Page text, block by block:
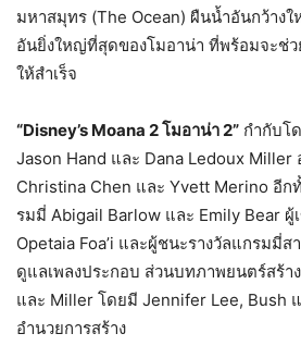
มหาสมุทร (The Ocean) ผืนน้ำอันกว้าง
อันยิ่งใหญ่ที่สุดของโมอาน่า ที่พร้อมจะช่ว
ให้สำเร็จ
“Disney’s Moana 2 โมอาน่า 2” กำกับโ
Jason Hand และ Dana Ledoux Miller
Christina Chen และ Yvett Merino อีก
รมมี่ Abigail Barlow และ Emily Bear ผู้
Opetaia Foa’i และผู้ชนะรางวัลแกรมมี่
ดูแลเพลงประกอบ ส่วนบทภาพยนตร์สร้า
และ Miller โดยมี Jennifer Lee, Bush
อำนวยการสร้าง